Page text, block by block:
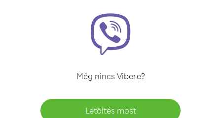
Még nincs Vibere?
Letöltés most